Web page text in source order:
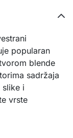
popularan
blende
sadržaja
i
vrste